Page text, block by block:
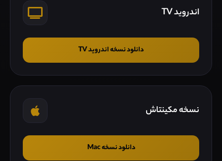
اندروید TV
دانلود نسخه اندروید TV
نسخه مکینتاش
دانلود نسخه Mac